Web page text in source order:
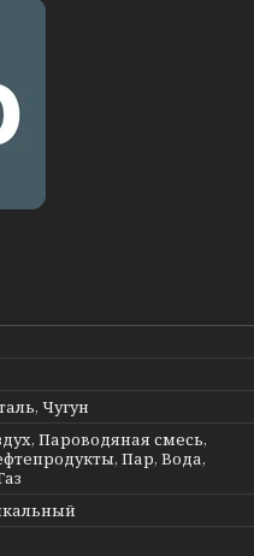
Чугун
Пароводяная смесь,
Пар, Вода,